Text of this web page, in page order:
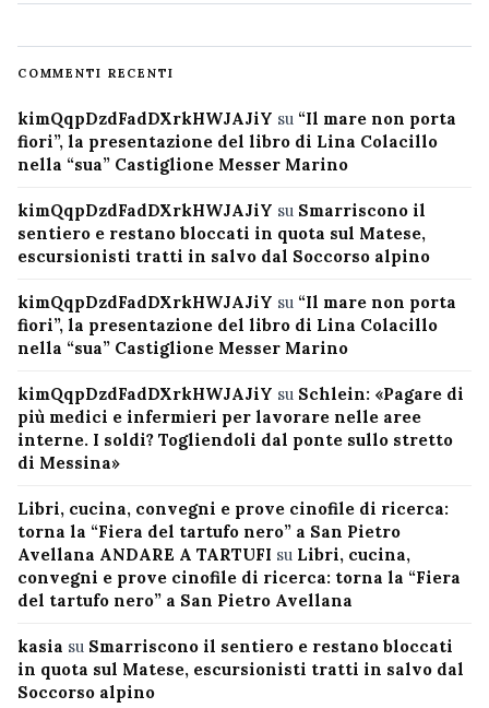
COMMENTI RECENTI
kimQqpDzdFadDXrkHWJAJiY su “Il mare non porta
fiori”, la presentazione del libro di Lina Colacillo
nella “sua” Castiglione Messer Marino
kimQqpDzdFadDXrkHWJAJiY su Smarriscono il
sentiero e restano bloccati in quota sul Matese,
escursionisti tratti in salvo dal Soccorso alpino
kimQqpDzdFadDXrkHWJAJiY su “Il mare non porta
fiori”, la presentazione del libro di Lina Colacillo
nella “sua” Castiglione Messer Marino
kimQqpDzdFadDXrkHWJAJiY su Schlein: «Pagare di
più medici e infermieri per lavorare nelle aree
interne. I soldi? Togliendoli dal ponte sullo stretto
di Messina»
Libri, cucina, convegni e prove cinofile di ricerca:
torna la “Fiera del tartufo nero” a San Pietro
Avellana ANDARE A TARTUFI su Libri, cucina,
convegni e prove cinofile di ricerca: torna la “Fiera
del tartufo nero” a San Pietro Avellana
kasia su Smarriscono il sentiero e restano bloccati
in quota sul Matese, escursionisti tratti in salvo dal
Soccorso alpino